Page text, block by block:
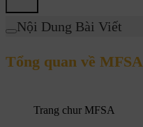
Nội Dung Bài Viết
Tổng quan về MFSA
Trang chur MFSA